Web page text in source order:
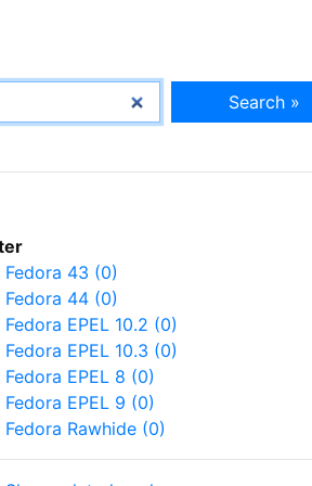
Search »
Fedora 43 (0)
Fedora 44 (0)
Fedora EPEL 10.2 (0)
Fedora EPEL 10.3 (0)
Fedora EPEL 8 (0)
Fedora EPEL 9 (0)
Fedora Rawhide (0)